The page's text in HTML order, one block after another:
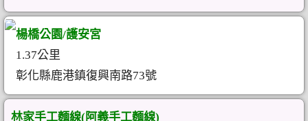
楊橋公園/護安宮
1.37公里
彰化縣鹿港鎮復興南路73號
林家手工麵線(阿義手工麵線)